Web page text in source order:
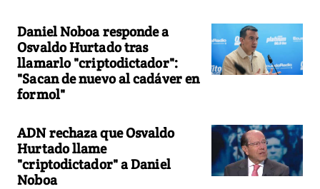
Daniel Noboa responde a
Osvaldo Hurtado tras
llamarlo "criptodictador":
"Sacan de nuevo al cadáver en
formol"
ADN rechaza que Osvaldo
Hurtado llame
"criptodictador" a Daniel
Noboa